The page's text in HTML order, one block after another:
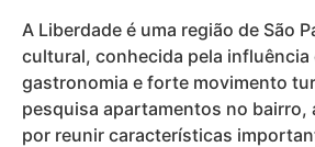
A Liberdade é uma região de São
cultural, conhecida pela influência
gastronomia e forte movimento
pesquisa apartamentos no bairro,
por reunir características